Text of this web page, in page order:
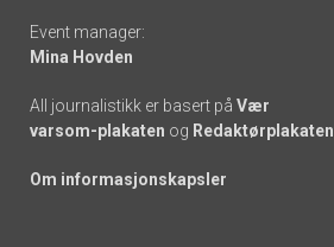
Event manager:
Mina Hovden
All journalistikk er basert på Vær
varsom-plakaten og Redaktørplakaten
Om informasjonskapsler